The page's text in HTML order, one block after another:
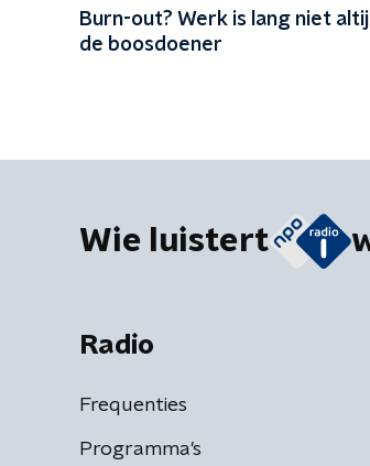
Burn-out? Werk is lang niet
de boosdoener
Wie luistert
Radio
Frequenties
Programma's